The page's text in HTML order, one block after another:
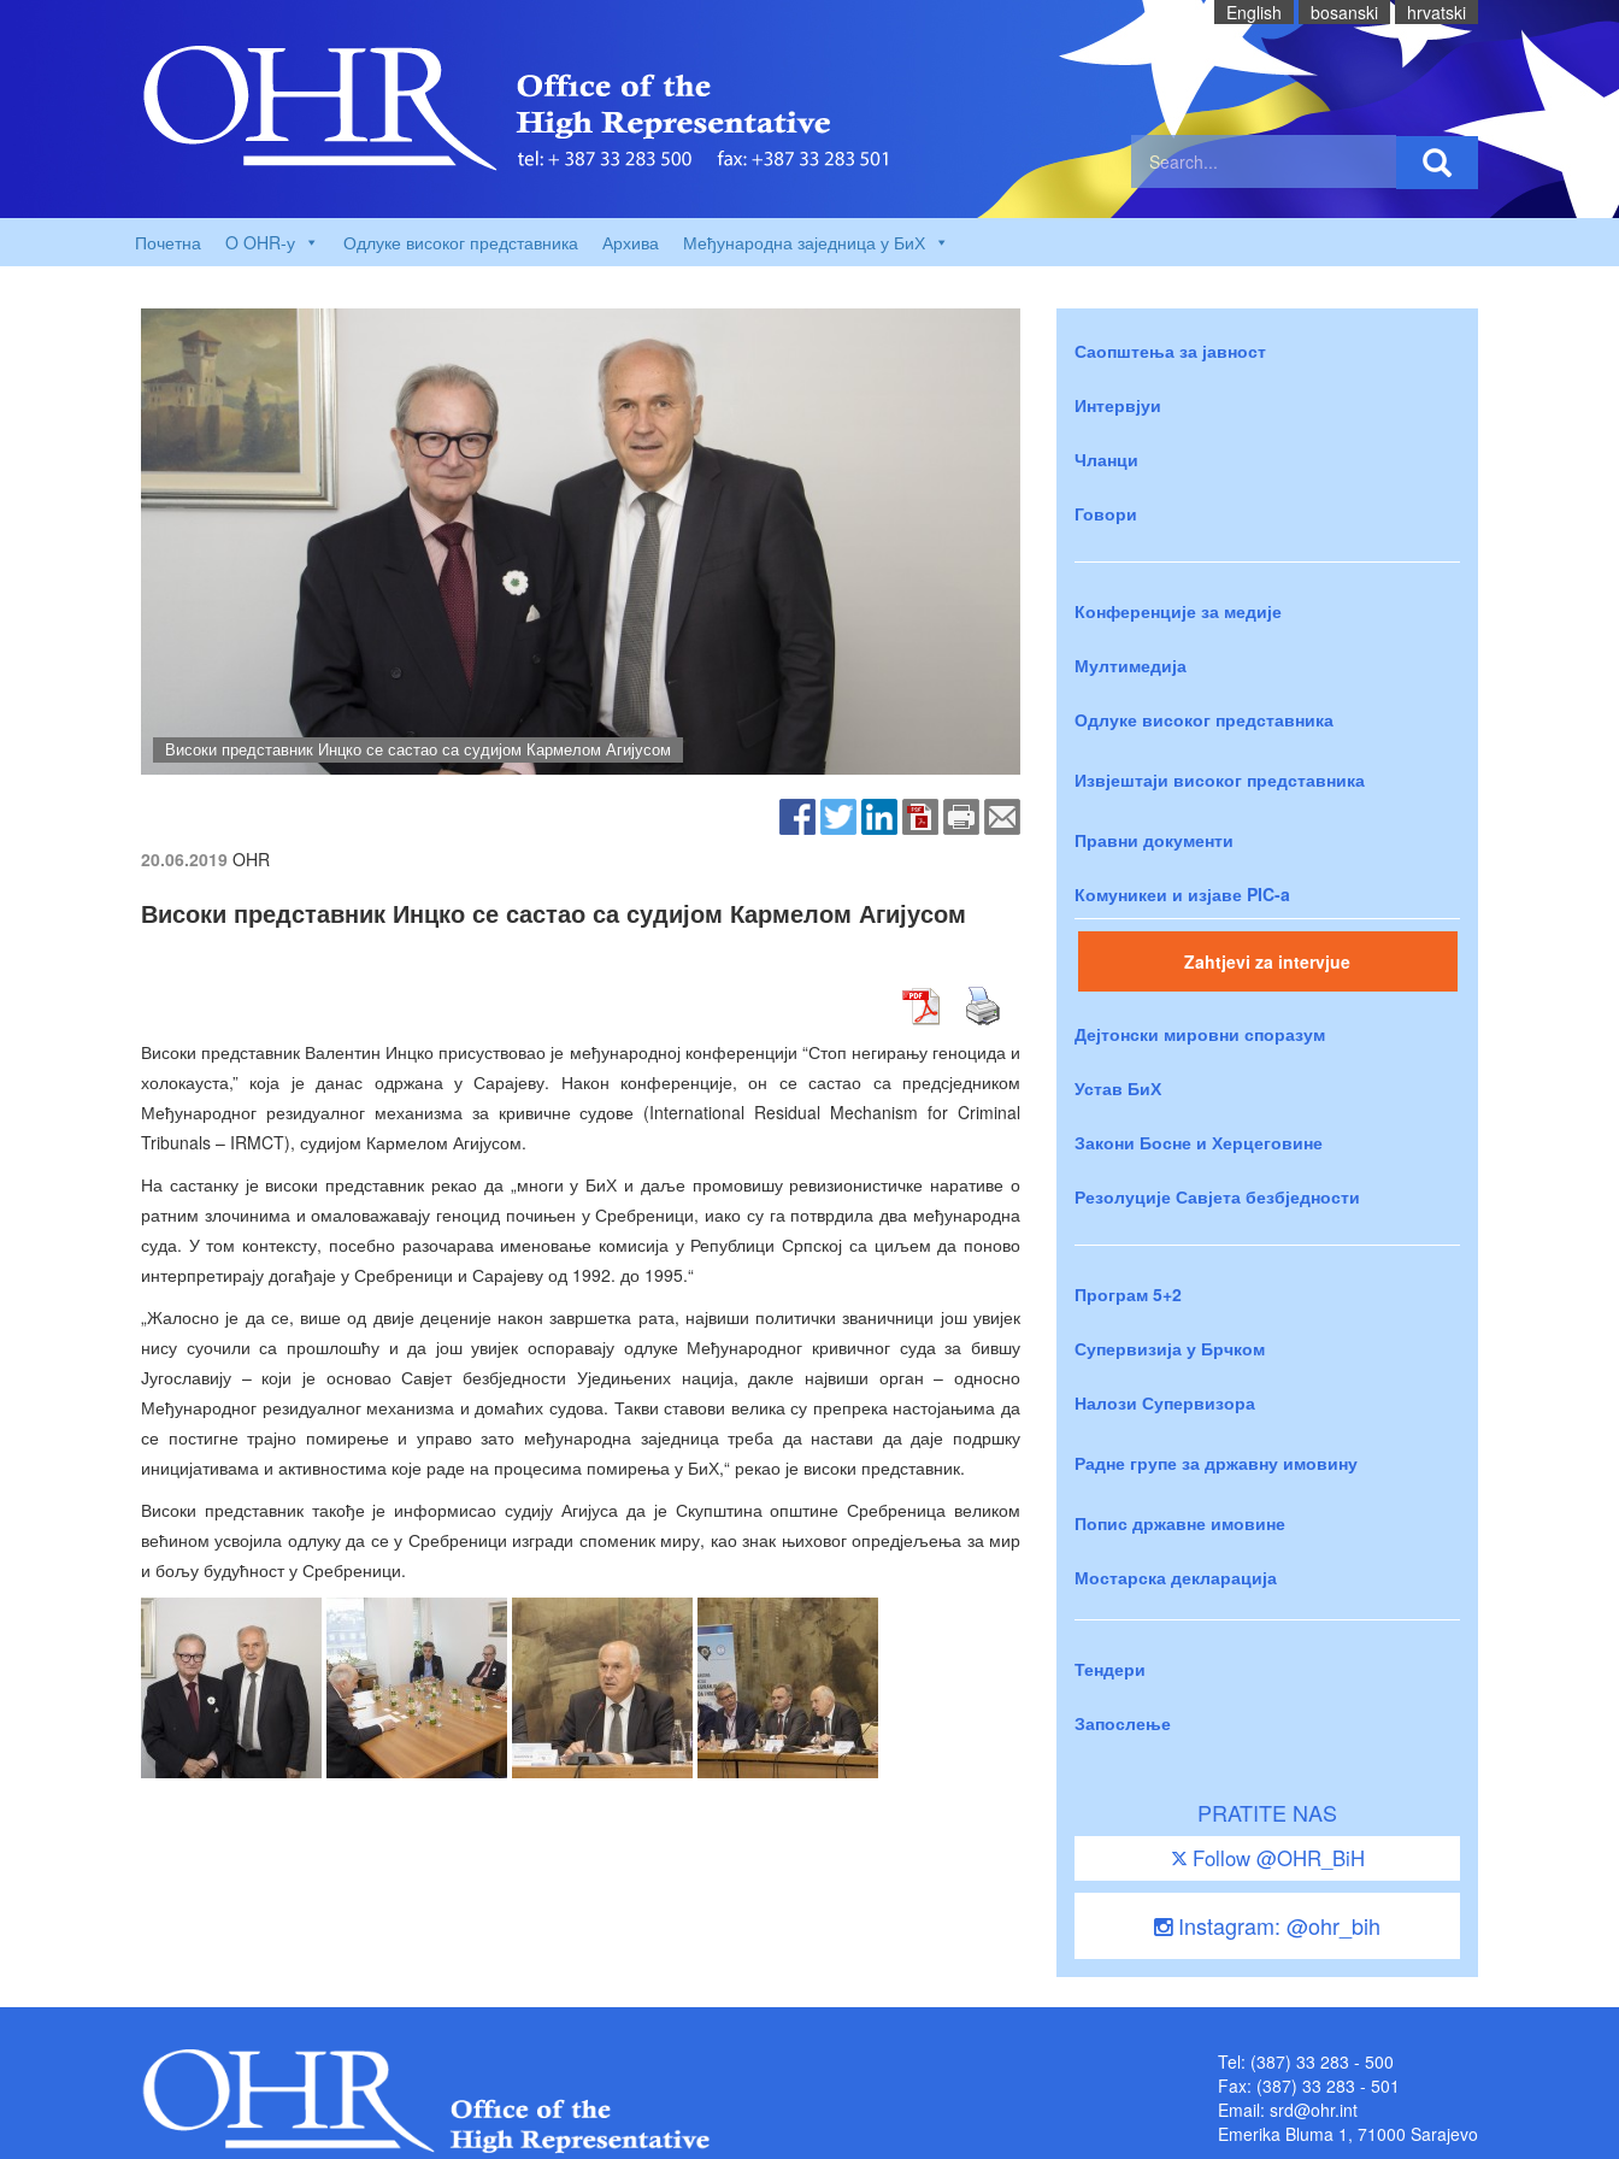
English bosanski hrvatski
Почетна O OHR-у Одлуке високог представника Архива Међународна заједница у БиХ
Високи представник Инцко се састао са судијом Кармелом Агијусом
20.06.2019 OHR
Високи представник Инцко се састао са судијом Кармелом Агијусом
Високи представник Валентин Инцко присуствовао је међународној конференцији “Стоп негирању геноцида и
холокауста,” која је данас одржана у Сарајеву. Након конференције, он се састао са предсједником
Међународног резидуалног механизма за кривичне судове (International Residual Mechanism for Criminal
Tribunals – IRMCT), судијом Кармелом Агијусом.
На састанку је високи представник рекао да „многи у БиХ и даље промовишу ревизионистичке наративе о
ратним злочинима и омаловажавају геноцид почињен у Сребреници, иако су га потврдила два међународна
суда. У том контексту, посебно разочарава именовање комисија у Републици Српској са циљем да поново
интерпретирају догађаје у Сребреници и Сарајеву од 1992. до 1995.“
„Жалосно је да се, више од двије деценије након завршетка рата, највиши политички званичници још увијек
нису суочили са прошлошћу и да још увијек оспоравају одлуке Међународног кривичног суда за бившу
Југославију – који је основао Савјет безбједности Уједињених нација, дакле највиши орган – односно
Међународног резидуалног механизма и домаћих судова. Такви ставови велика су препрека настојањима да
се постигне трајно помирење и управо зато међународна заједница треба да настави да даје подршку
иницијативама и активностима које раде на процесима помирења у БиХ,“ рекао је високи представник.
Високи представник такође је информисао судију Агијуса да је Скупштина општине Сребреница великом
већином усвојила одлуку да се у Сребреници изгради споменик миру, као знак њиховог опредјељења за мир
и бољу будућност у Сребреници.
Саопштења за јавност
Интервјуи
Чланци
Говори
Конференције за медије
Мултимедија
Одлуке високог представника
Извјештаји високог представника
Правни документи
Комуникеи и изјаве PIC-a
Zahtjevi za intervjue
Дејтонски мировни споразум
Устав БиХ
Закони Босне и Херцеговине
Резолуције Савјета безбједности
Програм 5+2
Супервизија у Брчком
Налози Супервизора
Радне групе за државну имовину
Попис државне имовине
Мостарска декларација
Тендери
Запослење
PRATITE NAS
Follow @OHR_BiH
Instagram: @ohr_bih
Tel: (387) 33 283 - 500
Fax: (387) 33 283 - 501
Email: srd@ohr.int
Emerika Bluma 1, 71000 Sarajevo